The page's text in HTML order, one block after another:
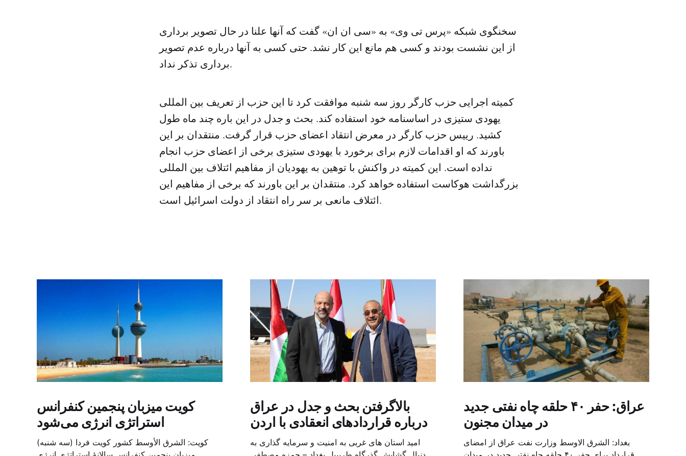
سخنگوی شبکه «پرس تی وی» به «سی ان ان» گفت که آنها علنا در حال تصویر برداری
از این نشست بودند و کسی هم مانع این کار نشد. حتی کسی به آنها درباره عدم تصویر
برداری تذکر نداد.
کمیته اجرایی حزب کارگر روز سه شنبه موافقت کرد تا این حزب از تعریف بین المللی
یهودی ستیزی در اساسنامه خود استفاده کند. بحث و جدل در این باره چند ماه طول
کشید. رییس حزب کارگر در معرض انتقاد اعضای حزب قرار گرفت. منتقدان بر این
باورند که او اقدامات لازم برای برخورد با یهودی ستیزی برخی از اعضای حزب انجام
نداده است. این کمیته در واکنش با توهین به یهودیان از مفاهیم ائتلاف بین المللی
بزرگداشت هوکاست استفاده خواهد کرد. منتقدان بر این باورند که برخی از مفاهیم این
ائتلاف مانعی بر سر راه انتقاد از دولت اسرائیل است.
کویت میزبان پنجمین کنفرانس
استراتژی انرژی می‌شود
کویت: الشرق الأوسط کشور کویت فردا (سه شنبه)
بالاگرفتن بحث و جدل در عراق
درباره قراردادهای انعقادی با اردن
امید استان های غربی به امنیت و سرمایه گذاری به
عراق: حفر ۴۰ حلقه چاه نفتی جدید
در میدان مجنون
بغداد: الشرق الاوسط وزارت نفت عراق از امضای